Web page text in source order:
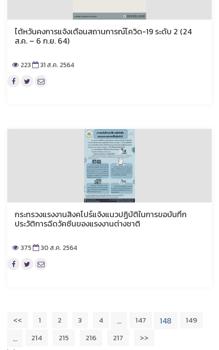
ไต้หวันคงการแจ้งเตือนสถานการณ์โควิด-19 ระดับ 2 (24
ส.ค. – 6 ก.ย. 64)
223 31 ส.ค. 2564
กระทรวงแรงงานสิงคโปร์แจ้งแนวปฏิบัติในการขอบันทึก
ประวัติการฉีดวัคซีนของแรงงานต่างชาติ
375 30 ส.ค. 2564
<< 1 2 3 4 … 147 148 149
… 214 215 216 217 >>